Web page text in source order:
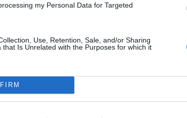
my Personal Data for Targeted
Use, Retention, Sale, and/or Sharing
that Is Unrelated with the Purposes for which it